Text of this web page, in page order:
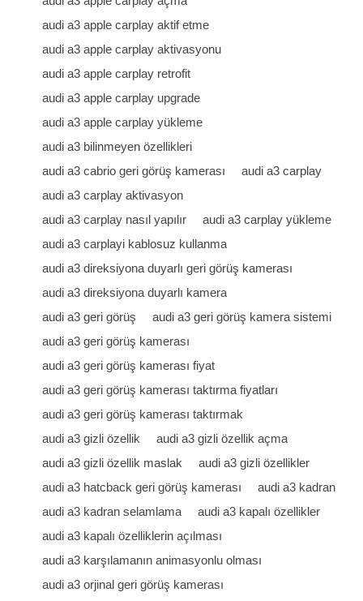
audi a3 apple carplay aktif etme
audi a3 apple carplay aktivasyonu
audi a3 apple carplay retrofit
audi a3 apple carplay upgrade
audi a3 apple carplay yükleme
audi a3 bilinmeyen özellikleri
audi a3 cabrio geri görüş kamerası
audi a3 carplay
audi a3 carplay aktivasyon
audi a3 carplay nasıl yapılır
audi a3 carplay yükleme
audi a3 carplayi kablosuz kullanma
audi a3 direksiyona duyarlı geri görüş kamerası
audi a3 direksiyona duyarlı kamera
audi a3 geri görüş
audi a3 geri görüş kamera sistemi
audi a3 geri görüş kamerası
audi a3 geri görüş kamerası fiyat
audi a3 geri görüş kamerası taktırma fiyatları
audi a3 geri görüş kamerası taktırmak
audi a3 gizli özellik
audi a3 gizli özellik açma
audi a3 gizli özellik maslak
audi a3 gizli özellikler
audi a3 hatcback geri görüş kamerası
audi a3 kadran
audi a3 kadran selamlama
audi a3 kapalı özellikler
audi a3 kapalı özelliklerin açılması
audi a3 karşılamanın animasyonlu olması
audi a3 orjinal geri görüş kamerası